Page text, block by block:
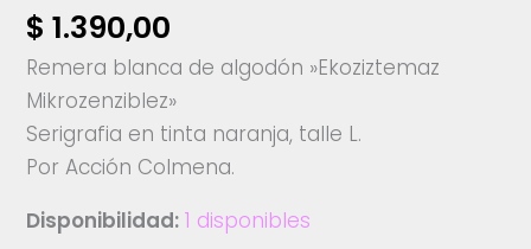
$ 1.390,00
Remera blanca de algodón »Ekoziztemaz
Mikrozenziblez»
Serigrafia en tinta naranja, talle L.
Por Acción Colmena.
Disponibilidad: 1 disponibles